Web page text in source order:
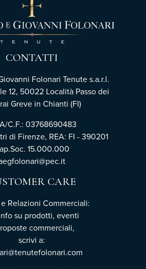
CONTATTI
Folonari Tenute s.a.r.l.
12, 50022 Località Passo dei
Greve in Chianti (FI)
C.F.: 03768690483
di Firenze, REA: FI - 390201
15.000.000
CARE
Relazioni Commerciali:
su prodotti, eventi
commerciali,
scrivi a: